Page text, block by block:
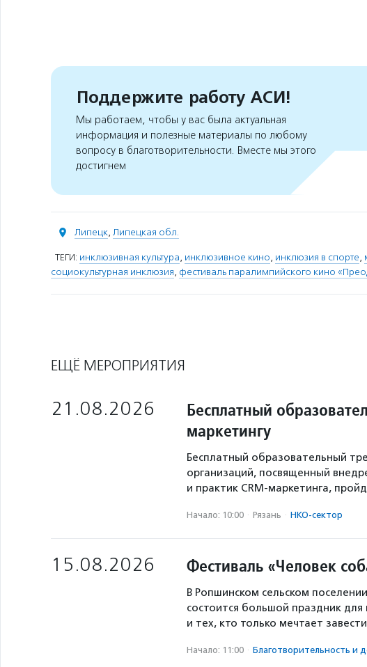
Поддержите работу АСИ!
Мы работаем, чтобы у вас была актуальная
информация и полезные материалы по любому
вопросу в благотворительности. Вместе мы этого
достигнем
Липецк, Липецкая обл.
ТЕГИ: инклюзивная культура, инклюзивное кино, инклюзия в спорте,
социокультурная инклюзия, фестиваль паралимпийского кино
ЕЩЁ МЕРОПРИЯТИЯ
21.08.2026
Бесплатный
маркетингу
Бесплатный образовательный
организаций, посвященный
и практик CRM-маркетинга,
Начало: 10:00 · Рязань · НКО-сектор
15.08.2026 Фестиваль «Человек
В Ропшинском сельском
состоится большой праздник
и тех, кто только мечтает
Начало: 11:00 · Благотвори­тель­ность и